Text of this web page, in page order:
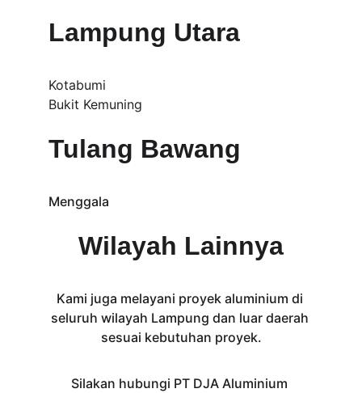
Lampung Utara
Kotabumi
Bukit Kemuning
Tulang Bawang
Menggala
Wilayah Lainnya
Kami juga melayani proyek aluminium di
seluruh wilayah Lampung dan luar daerah
sesuai kebutuhan proyek.
Silakan hubungi PT DJA Aluminium